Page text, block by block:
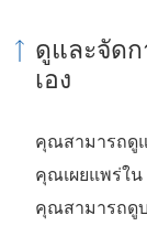
ดูและจัด
เอง
คุณสามารถดู
คุณเผยแพร่ใน
คุณสามารถดู